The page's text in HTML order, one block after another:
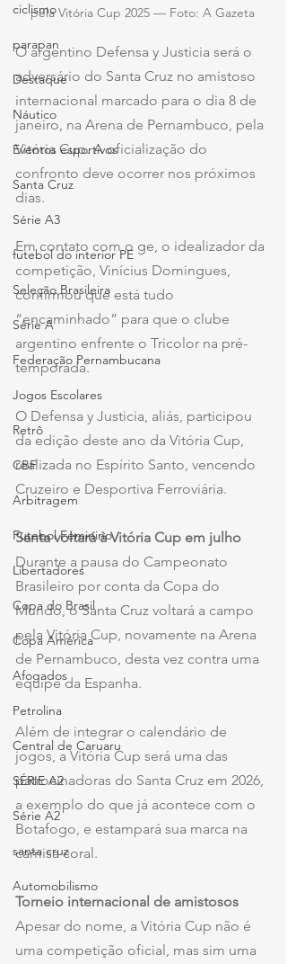
ciclismo
parapan
Destaque
Náutico
Eventos esportivos
Santa Cruz
Série A3
futebol do interior PE
Seleção Brasileira
Série A
Federação Pernambucana
Jogos Escolares
Retrô
CBF
Arbitragem
Futebol Feminino
Libertadores
Copa do Brasil
Copa América
Afogados
Petrolina
Central de Caruaru
SÉRIE A2
Série A2
santa cruz
Automobilismo
pela Vitória Cup 2025 — Foto: A Gazeta
O argentino Defensa y Justicia será o
adversário do Santa Cruz no amistoso
internacional marcado para o dia 8 de
janeiro, na Arena de Pernambuco, pela
Vitória Cup. A oficialização do
confronto deve ocorrer nos próximos
dias.
Em contato com o ge, o idealizador da
competição, Vinícius Domingues,
confirmou que está tudo
“encaminhado” para que o clube
argentino enfrente o Tricolor na pré-
temporada.
O Defensa y Justicia, aliás, participou
da edição deste ano da Vitória Cup,
realizada no Espírito Santo, vencendo
Cruzeiro e Desportiva Ferroviária.
Santa voltará à Vitória Cup em julho
Durante a pausa do Campeonato
Brasileiro por conta da Copa do
Mundo, o Santa Cruz voltará a campo
pela Vitória Cup, novamente na Arena
de Pernambuco, desta vez contra uma
equipe da Espanha.
Além de integrar o calendário de
jogos, a Vitória Cup será uma das
patrocinadoras do Santa Cruz em 2026,
a exemplo do que já acontece com o
Botafogo, e estampará sua marca na
camisa coral.
Torneio internacional de amistosos
Apesar do nome, a Vitória Cup não é
uma competição oficial, mas sim uma